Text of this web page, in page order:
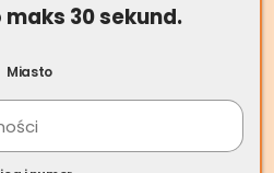
po
lat można
30 sekund.
Miasto